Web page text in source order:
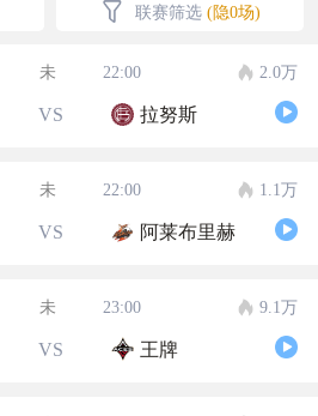
联赛筛选 (隐0场)
未 22:00 2.0万
VS 拉努斯
未 22:00 1.1万
VS 阿莱布里赫
未 23:00 9.1万
VS 王牌